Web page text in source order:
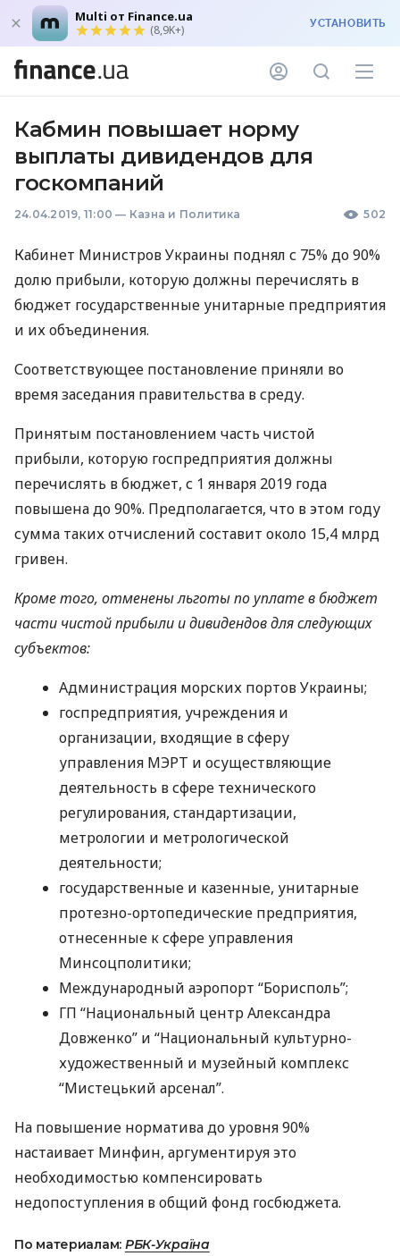
Multi от Finance.ua
(8,9K+) УСТАНОВИТЬ
Кабмин повышает норму
выплаты дивидендов для
госкомпаний
24.04.2019, 11:00 — Казна и Политика 502
Кабинет Министров Украины поднял с 75% до 90%
долю прибыли, которую должны перечислять в
бюджет государственные унитарные предприятия
и их объединения.
Соответствующее постановление приняли во
время заседания правительства в среду.
Принятым постановлением часть чистой
прибыли, которую госпредприятия должны
перечислять в бюджет, с 1 января 2019 года
повышена до 90%. Предполагается, что в этом году
сумма таких отчислений составит около 15,4 млрд
гривен.
Кроме того, отменены льготы по уплате в бюджет
части чистой прибыли и дивидендов для следующих
субъектов:
Администрация морских портов Украины;
госпредприятия, учреждения и
организации, входящие в сферу
управления МЭРТ и осуществляющие
деятельность в сфере технического
регулирования, стандартизации,
метрологии и метрологической
деятельности;
государственные и казенные, унитарные
протезно-ортопедические предприятия,
отнесенные к сфере управления
Минсоцполитики;
Международный аэропорт “Борисполь”;
ГП “Национальный центр Александра
Довженко” и “Национальный культурно-
художественный и музейный комплекс
“Мистецький арсенал”.
На повышение норматива до уровня 90%
настаивает Минфин, аргументируя это
необходимостью компенсировать
недопоступления в общий фонд госбюджета.
По материалам: РБК-Україна